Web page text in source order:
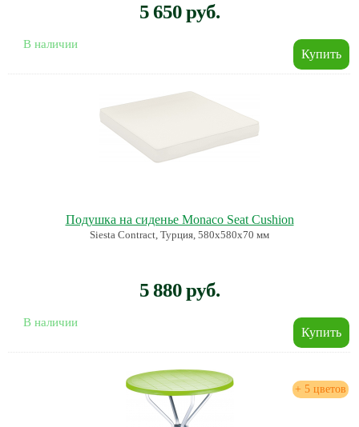
5 650 руб.
В наличии
Подушка на сиденье Monaco Seat Cushion
Siesta Contract, Турция, 580х580х70 мм
5 880 руб.
В наличии
+ 5 цветов